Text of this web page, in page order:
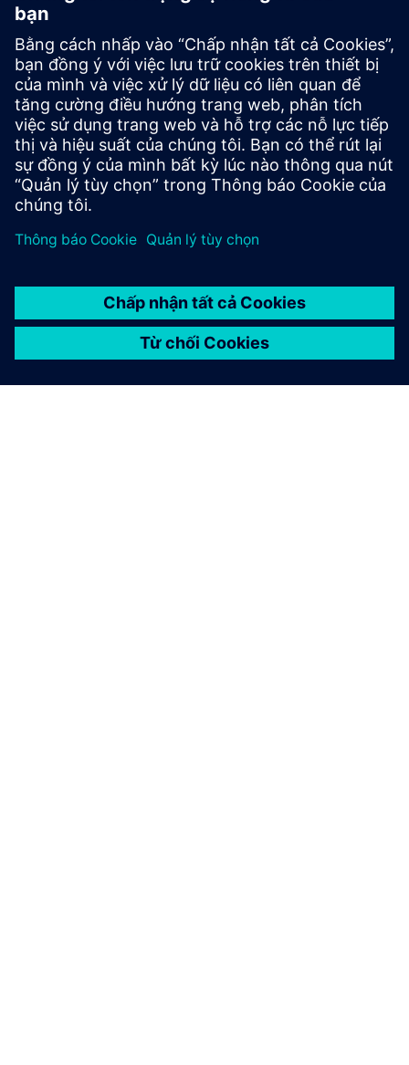
Tham gia với chúng tôi và trở thành một phần của tương lai
kỹ thuật số. Giúp định hình một môi trường an toàn hơn,
bền vững và kết nối cho tất cả mọi người. Sẵn sàng thay
đổi thế giới với Siemens? Hãy bắt đầu!
Bạn muốn có một sự nghiệp tại Siemens?
Tìm hiểu thêm về ETH InCube Challenge